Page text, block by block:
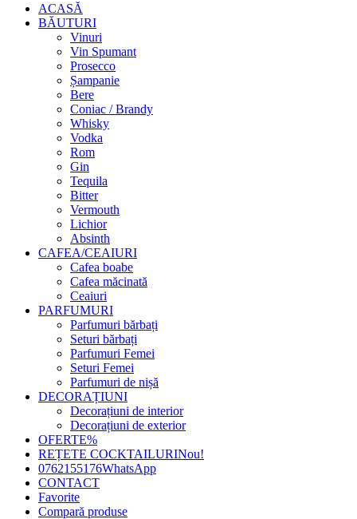
ACASĂ
BĂUTURI
Vinuri
Vin Spumant
Prosecco
Șampanie
Bere
Coniac / Brandy
Whisky
Vodka
Rom
Gin
Tequila
Bitter
Vermouth
Lichior
Absinth
CAFEA/CEAIURI
Cafea boabe
Cafea măcinată
Ceaiuri
PARFUMURI
Parfumuri bărbați
Seturi bărbați
Parfumuri Femei
Seturi Femei
Parfumuri de nișă
DECORAȚIUNI
Decorațiuni de interior
Decorațiuni de exterior
OFERTE%
REȚETE COCKTAILURINou!
0762155176WhatsApp
CONTACT
Favorite
Compară produse